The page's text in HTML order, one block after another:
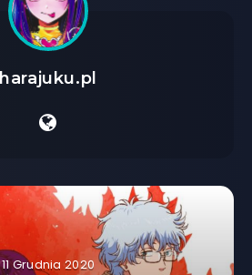
harajuku.pl
11 Grudnia 2020